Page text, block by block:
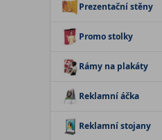
Prezentační stěny
Promo stolky
Rámy na plakáty
Reklamní áčka
Reklamní stojany